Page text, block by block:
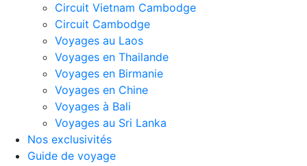
Circuit Vietnam Cambodge
Circuit Cambodge
Voyages au Laos
Voyages en Thailande
Voyages en Birmanie
Voyages en Chine
Voyages à Bali
Voyages au Sri Lanka
Nos exclusivités
Guide de voyage